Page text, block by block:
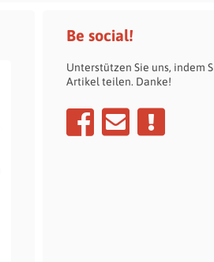
Be social!
Unterstützen Sie uns, indem
Artikel teilen. Danke!